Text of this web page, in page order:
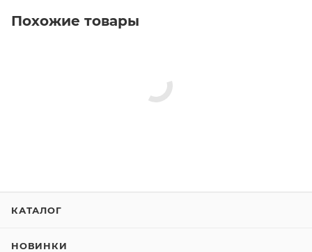
Похожие товары
КАТАЛОГ
НОВИНКИ